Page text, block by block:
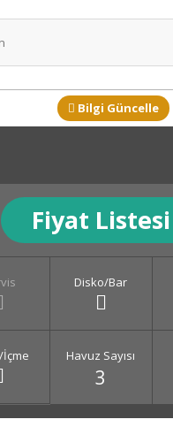
Bilgi Güncelle
Fiyat Listesi
Disko/Bar
Havuz Sayısı
3